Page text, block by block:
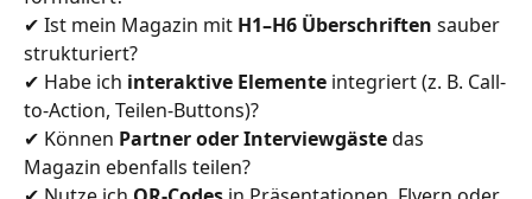
✔ Ist mein Magazin mit H1–H6 Überschriften sauber
strukturiert?
✔ Habe ich interaktive Elemente integriert (z. B. Call-
to-Action, Teilen-Buttons)?
✔ Können Partner oder Interviewgäste das
Magazin ebenfalls teilen?